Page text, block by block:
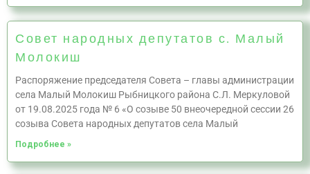
Совет народных депутатов с. Малый
Молокиш
Распоряжение председателя Совета – главы администрации
села Малый Молокиш Рыбницкого района С.Л. Меркуловой
от 19.08.2025 года № 6 «О созыве 50 внеочередной сессии 26
созыва Совета народных депутатов села Малый
Подробнее »